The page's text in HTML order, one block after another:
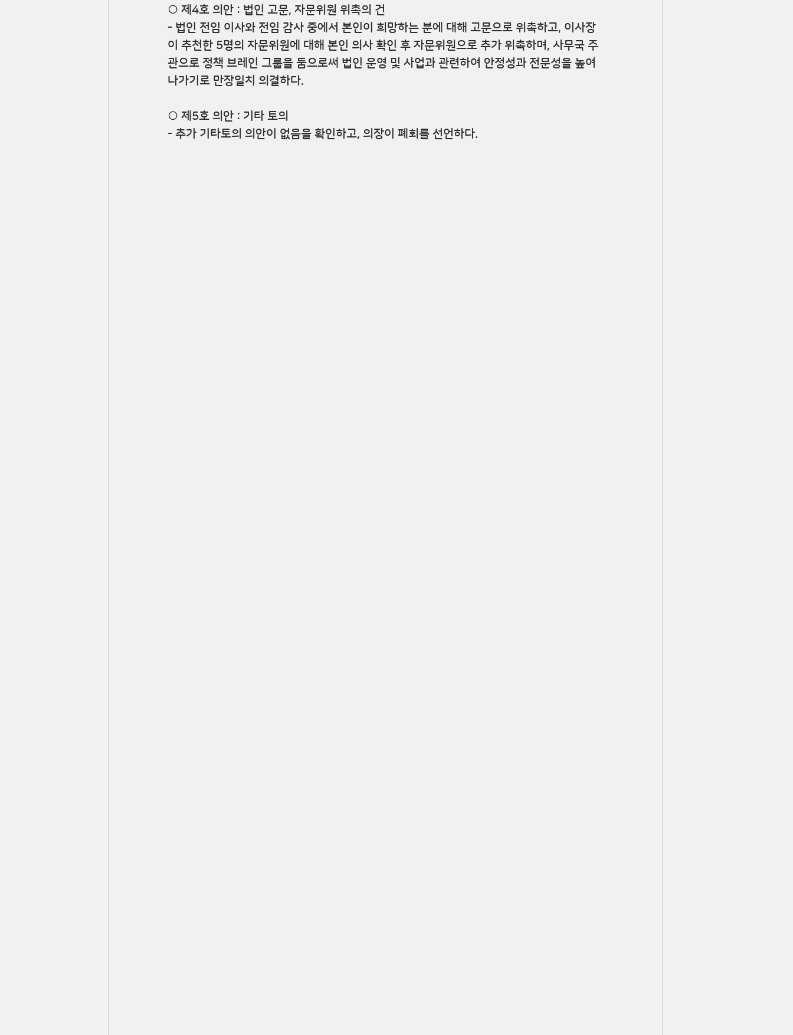
○ 제4호 의안 : 법인 고문, 자문위원 위촉의 건
- 법인 전임 이사와 전임 감사 중에서 본인이 희망하는 분에 대해 고문으로 위촉하고, 이사장
이 추천한 5명의 자문위원에 대해 본인 의사 확인 후 자문위원으로 추가 위촉하며, 사무국 주
관으로 정책 브레인 그룹을 둠으로써 법인 운영 및 사업과 관련하여 안정성과 전문성을 높여
나가기로 만장일치 의결하다.
○ 제5호 의안 : 기타 토의
- 추가 기타토의 의안이 없음을 확인하고, 의장이 폐회를 선언하다.